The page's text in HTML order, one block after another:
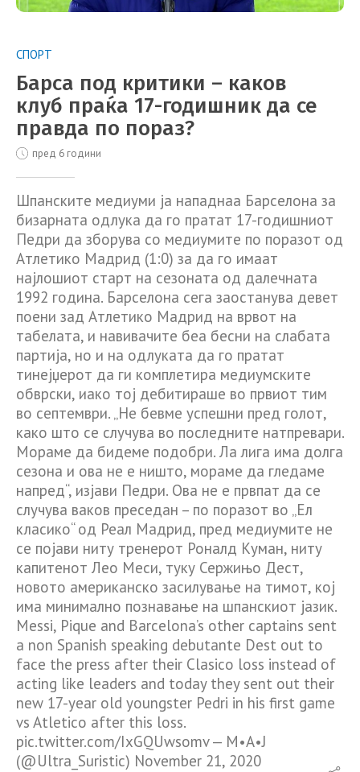
СПОРТ
Барса под критики – каков
клуб праќа 17-годишник да се
правда по пораз?
пред 6 години
Шпанските медиуми ја нападнаа Барселона за
бизарната одлука да го пратат 17-годишниот
Педри да зборува со медиумите по поразот од
Атлетико Мадрид (1:0) за да го имаат
најлошиот старт на сезоната од далечната
1992 година. Барселона сега заостанува девет
поени зад Атлетико Мадрид на врвот на
табелата, и навивачите беа бесни на слабата
партија, но и на одлуката да го пратат
тинејџерот да ги комплетира медиумските
обврски, иако тој дебитираше во првиот тим
во септември. „Не бевме успешни пред голот,
како што се случува во последните натпревари.
Мораме да бидеме подобри. Ла лига има долга
сезона и ова не е ништо, мораме да гледаме
напред“, изјави Педри. Ова не е првпат да се
случува ваков преседан – по поразот во „Ел
класико“ од Реал Мадрид, пред медиумите не
се појави ниту тренерот Роналд Куман, ниту
капитенот Лео Меси, туку Сержињо Дест,
новото американско засилување на тимот, кој
има минимално познавање на шпанскиот јазик.
Messi, Pique and Barcelona’s other captains sent
a non Spanish speaking debutante Dest out to
face the press after their Clasico loss instead of
acting like leaders and today they sent out their
new 17-year old youngster Pedri in his first game
vs Atletico after this loss.
pic.twitter.com/IxGQUwsomv — M•A•J
(@Ultra_Suristic) November 21, 2020